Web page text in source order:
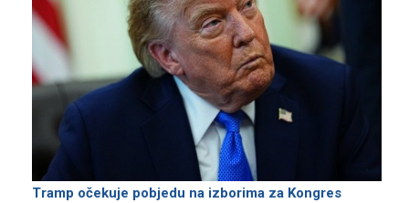
Tramp očekuje pobjedu na izborima za Kongres